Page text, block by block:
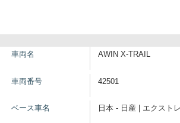
車両名 AWIN X-TRAIL
車両番号 42501
ベース車名 日本 - 日産 | エクスト